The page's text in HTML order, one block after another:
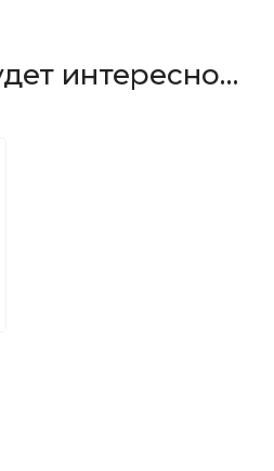
интересно…